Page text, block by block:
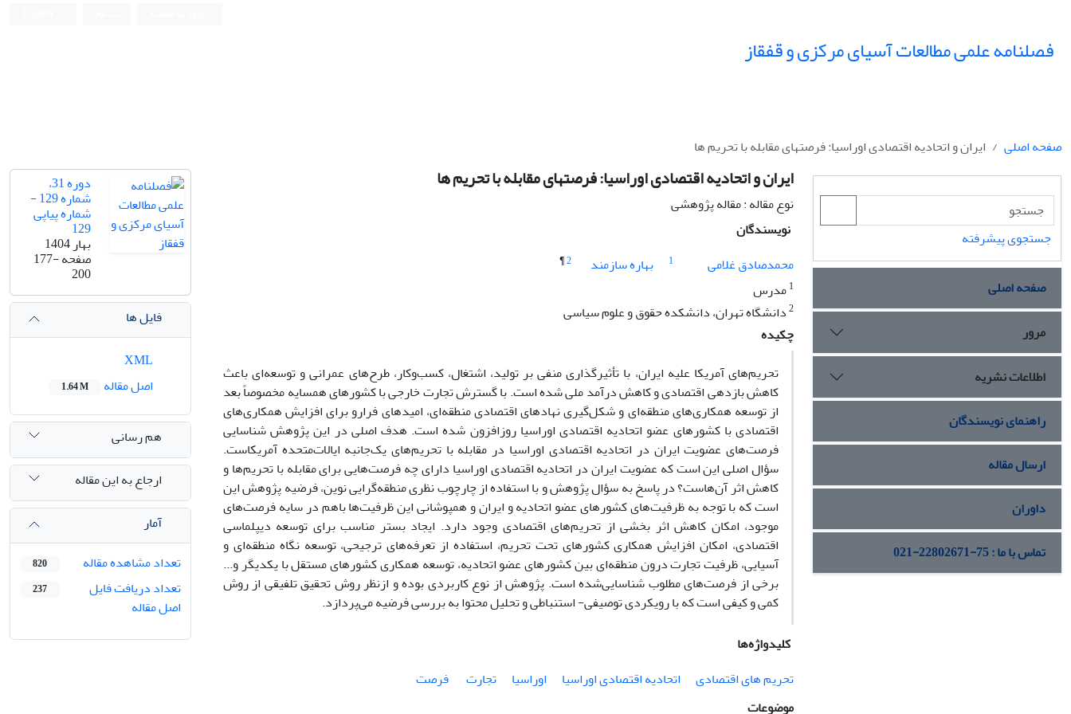
فصلنامه علمی مطالعات آسیای مرکزی و قفقاز
صفحه اصلی ایران و اتحادیه اقتصادی اوراسیا: فرصتهای مقابله با تحریم ها
ایران و اتحادیه اقتصادی اوراسیا: فرصتهای مقابله با تحریم ها
نوع مقاله : مقاله پژوهشی
نویسندگان
محمدصادق غلامی
1 بهاره سازمند 2
¶
1مدرس
2دانشگاه تهران، دانشکده حقوق و علوم سیاسی
چکیده
تحریم‌های آمریکا علیه ایران، با تأثیرگذاری منفی بر تولید، اشتغال، کسب‌وکار، طرح‌های عمرانی و توسعه‌ای باعث
کاهش بازدهی اقتصادی و کاهش درآمد ملی شده است. با گسترش تجارت خارجی با کشورهای همسایه مخصوصاً بعد
از توسعه همکاری‌های منطقه‌ای و شکل‌گیری نهادهای اقتصادی منطقه‌ای، امیدهای فرارو برای افزایش همکاری‌های
اقتصادی با کشورهای عضو اتحادیه اقتصادی اوراسیا روزافزون شده است. هدف اصلی در این پژوهش شناسایی
فرصت‌های عضویت ایران در اتحادیه اقتصادی اوراسیا در مقابله با تحریم‌های یک‌جانبه ایالات‌متحده آمریکاست.
سؤال اصلی این است که عضویت ایران در اتحادیه اقتصادی اوراسیا دارای چه فرصت‌هایی برای مقابله با تحریم‌ها و
کاهش اثر آن‌هاست؟ در پاسخ به سؤال پژوهش و با استفاده از چارچوب نظری منطقه‌گرایی نوین، فرضیه‌ پژوهش این
است که با توجه به ظرفیت‌های کشورهای عضو اتحادیه و ایران و همپوشانی این ظرفیت‌ها باهم در سایه فرصت‌های
موجود، امکان کاهش اثر بخشی از تحریم‌های اقتصادی وجود دارد. ایجاد بستر مناسب برای توسعه دیپلماسی
اقتصادی، امکان افزایش همکاری کشورهای تحت تحریم، استفاده از تعرفه‌های ترجیحی، توسعه نگاه منطقه‌ای و
آسیایی، ظرفیت تجارت درون منطقه‌ای بین کشورهای عضو اتحادیه، توسعه همکاری کشورهای مستقل با یکدیگر و...
برخی از فرصت‌های مطلوب شناسایی‌شده است. پژوهش از نوع کاربردی بوده و ازنظر روش تحقیق تلفیقی از روش
کمی و کیفی است که با رویکردی توصیفی- استنباطی و تحلیل محتوا به بررسی فرضیه می‌پردازد.
کلیدواژه‌ها
تحریم های اقتصادی
اتحادیه اقتصادی اوراسیا اوراسیا تجارت
‌ فرصت
موضوعات
دوره 31،
شماره 129 -
شماره پیاپی
129
بهار 1404
صفحه177-
200
فایل ها
اصل مقاله
1.64 M
هم رسانی
ارجاع به این مقاله
آمار
تعداد مشاهده مقاله
820
تعداد دریافت فایل
اصل مقاله
237
جستجوی پیشرفته
صفحه اصلی
مرور
اطلاعات نشریه
راهنمای نویسندگان
ارسال مقاله
داوران
تماس با ما : 75-22802671-021